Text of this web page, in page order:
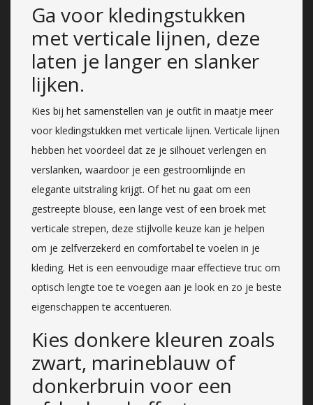
Ga voor kledingstukken
met verticale lijnen, deze
laten je langer en slanker
lijken.
Kies bij het samenstellen van je outfit in maatje meer
voor kledingstukken met verticale lijnen. Verticale lijnen
hebben het voordeel dat ze je silhouet verlengen en
verslanken, waardoor je een gestroomlijnde en
elegante uitstraling krijgt. Of het nu gaat om een
gestreepte blouse, een lange vest of een broek met
verticale strepen, deze stijlvolle keuze kan je helpen
om je zelfverzekerd en comfortabel te voelen in je
kleding. Het is een eenvoudige maar effectieve truc om
optisch lengte toe te voegen aan je look en zo je beste
eigenschappen te accentueren.
Kies donkere kleuren zoals
zwart, marineblauw of
donkerbruin voor een